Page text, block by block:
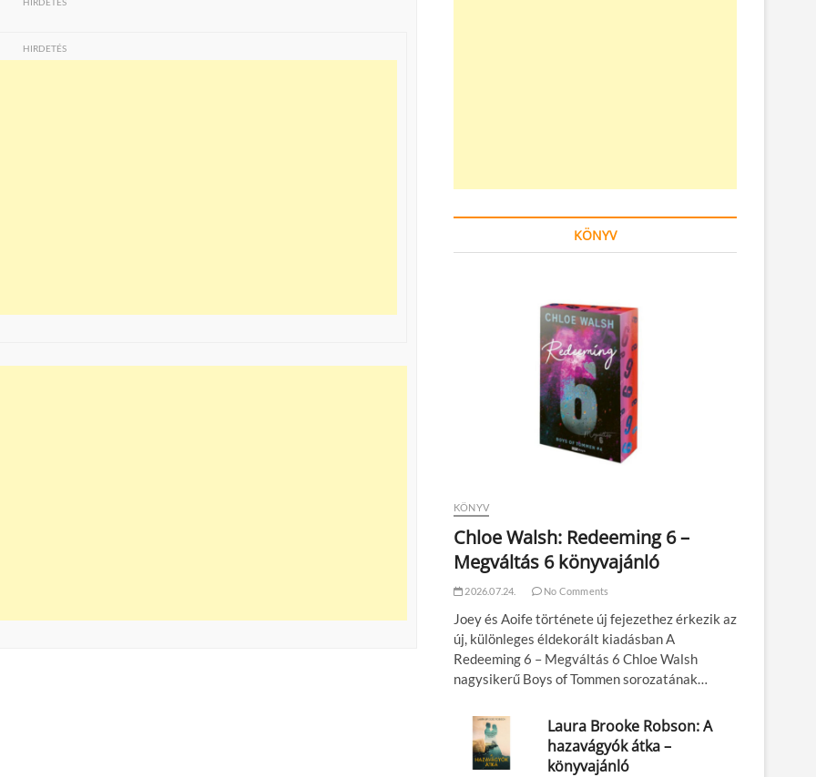
HIRDETÉS
KÖNYV
KÖNYV
Chloe Walsh: Redeeming 6 –
Megváltás 6 könyvajánló
2026.07.24. No Comments
Joey és Aoife története új fejezethez érkezik az
új, különleges éldekorált kiadásban A
Redeeming 6 – Megváltás 6 Chloe Walsh
nagysikerű Boys of Tommen sorozatának…
Laura Brooke Robson: A
hazavágyók átka –
könyvajánló